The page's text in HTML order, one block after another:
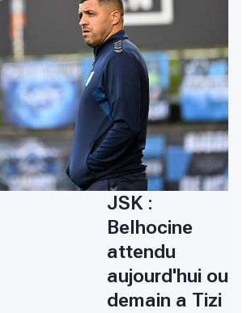
JSK :
Belhocine
attendu
aujourd'hui ou
demain a Tizi